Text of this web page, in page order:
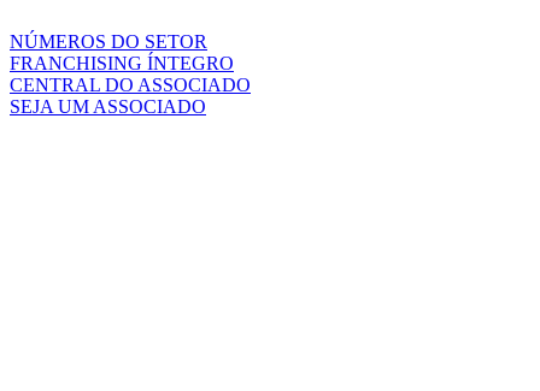
NÚMEROS DO SETOR
FRANCHISING ÍNTEGRO
CENTRAL DO ASSOCIADO
SEJA UM ASSOCIADO